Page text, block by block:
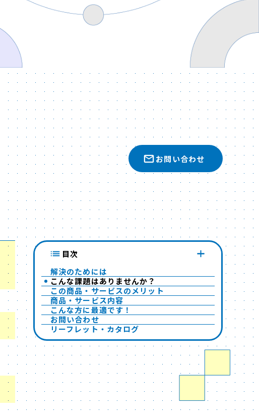
お問い合わせ
目次
解決のためには
こんな課題はありませんか？
この商品・サービスのメリット
商品・サービス内容
こんな方に最適です！
お問い合わせ
リーフレット・カタログ